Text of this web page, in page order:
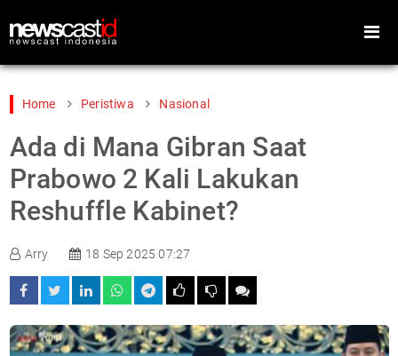
Home
Peristiwa
Gaya Hidup
Video
Foto
Home Peristiwa Nasional
Ada di Mana Gibran Saat
Prabowo 2 Kali Lakukan
Reshuffle Kabinet?
Arry 18 Sep 2025 07:27